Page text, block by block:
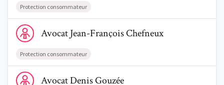
Protection consommateur
Voir le profil de AvocatJean-François Chefneux
AvocatJean-FrançoisChefneux
Protection consommateur
Voir le profil de AvocatDenis Gouzée
AvocatDenisGouzée